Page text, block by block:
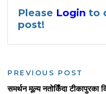
Please Login to
post!
PREVIOUS POST
समर्थन मूल्य नतोकिँदा टीकापुरका